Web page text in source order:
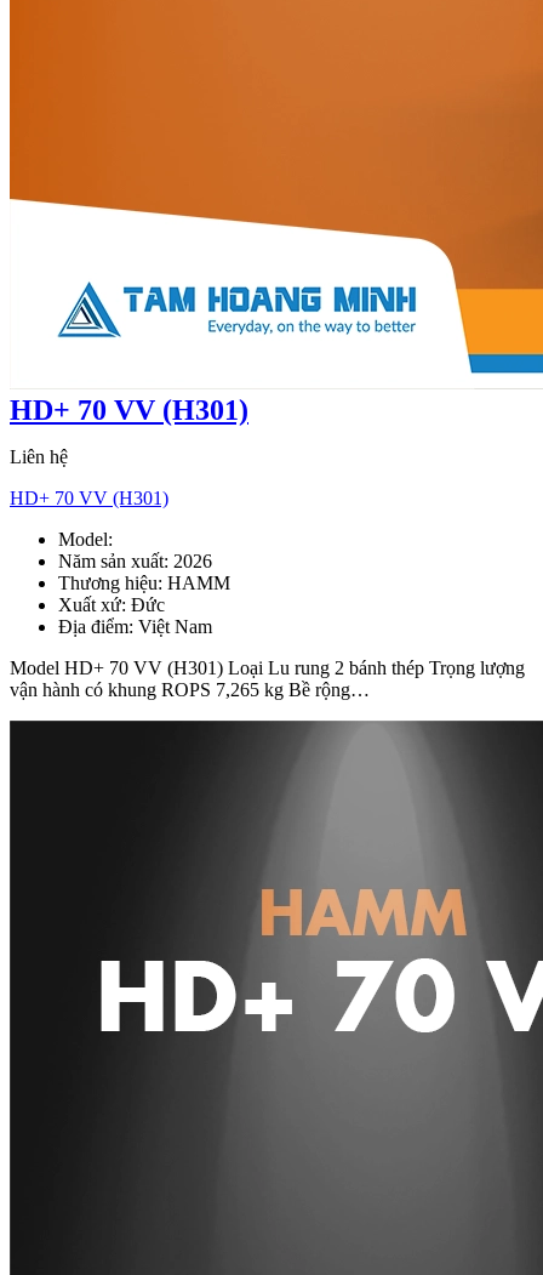
HD+ 70 VV (H301)
Liên hệ
HD+ 70 VV (H301)
Model:
Năm sản xuất: 2026
Thương hiệu: HAMM
Xuất xứ: Đức
Địa điểm: Việt Nam
Model HD+ 70 VV (H301) Loại Lu rung 2 bánh thép Trọng lượng
vận hành có khung ROPS 7,265 kg Bề rộng…